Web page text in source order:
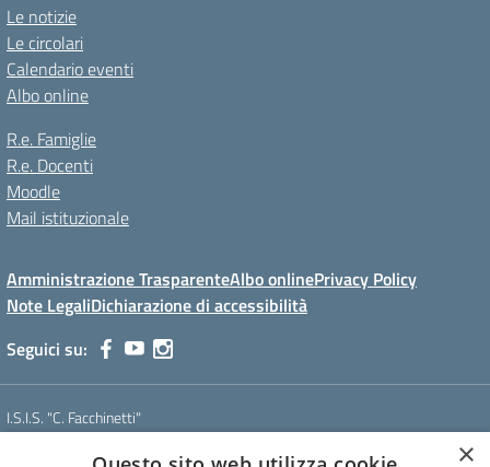
Le notizie
Le circolari
Calendario eventi
Albo online
R.e. Famiglie
R.e. Docenti
Moodle
Mail istituzionale
Amministrazione TrasparenteAlbo onlinePrivacy Policy
Note LegaliDichiarazione di accessibilità
Seguici su:
I.S.I.S. "C. Facchinetti"
×